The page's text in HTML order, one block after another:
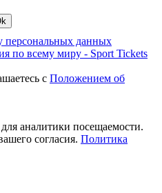
персональных данных
по всему миру - Sport Tickets
с Положением об
аналитики посещаемости.
согласия. Политика